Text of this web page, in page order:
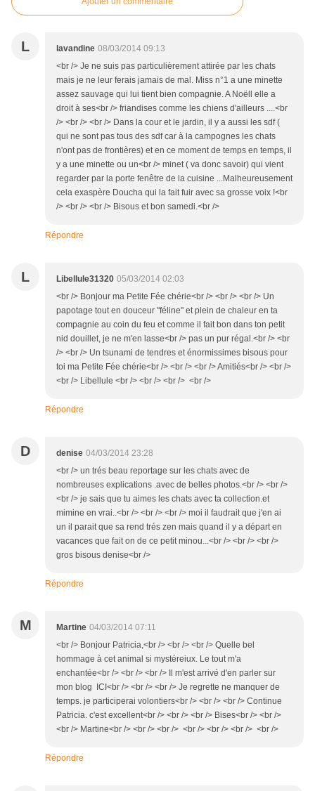
L lavandine 08/03/2014 09:13
<br /> Je ne suis pas particulièrement attirée par les chats
mais je ne leur ferais jamais de mal. Miss n°1 a une minette
assez sauvage qui lui tient bien compagnie. A Noëll elle a
droit à ses<br /> friandises comme les chiens d'ailleurs ....<br
/> <br /> <br /> Dans la cour et le jardin, il y a aussi les sdf (
qui ne sont pas tous des sdf car à la campognes les chats
n'ont pas de frontières) et en ce moment de temps en temps, il
y a une minette ou un<br /> minet ( va donc savoir) qui vient
regarder par la porte fenêtre de la cuisine ...Malheureusement
cela exaspère Doucha qui la fait fuir avec sa grosse voix !<br
/> <br /> <br /> Bisous et bon samedi.<br />
Répondre
L Libellule31320 05/03/2014 02:03
<br /> Bonjour ma Petite Fée chérie<br /> <br /> <br /> Un
papotage tout en douceur "féline" et plein de chaleur en ta
compagnie au coin du feu et comme il fait bon dans ton petit
nid douillet, je ne m'en lasse<br /> pas un pur régal.<br /> <br
/> <br /> Un tsunami de tendres et énormissimes bisous pour
toi ma Petite Fée chérie<br /> <br /> <br /> Amitiés<br /> <br />
<br /> Libellule <br /> <br /> <br /> <br />
Répondre
D denise 04/03/2014 23:28
<br /> un trés beau reportage sur les chats avec de
nombreuses explications .avec de belles photos.<br /> <br />
<br /> je sais que tu aimes les chats avec ta collection.et
mimine en vrai..<br /> <br /> <br /> moi il faudrait que j'en ai
un il parait que sa rend trés zen mais quand il y a départ en
vacances que fait on de ce petit minou...<br /> <br /> <br />
gros bisous denise<br />
Répondre
M Martine 04/03/2014 07:11
<br /> Bonjour Patricia,<br /> <br /> <br /> Quelle bel
hommage à cet animal si mystéreiux. Le tout m'a
enchantée<br /> <br /> <br /> Il m'est arrivé d'en parler sur
mon blog ICI<br /> <br /> <br /> Je regrette ne manquer de
temps. je participerai volontiers<br /> <br /> <br /> Continue
Patricia. c'est excellent<br /> <br /> <br /> Bises<br /> <br />
<br /> Martine<br /> <br /> <br /> <br /> <br /> <br /> <br />
Répondre